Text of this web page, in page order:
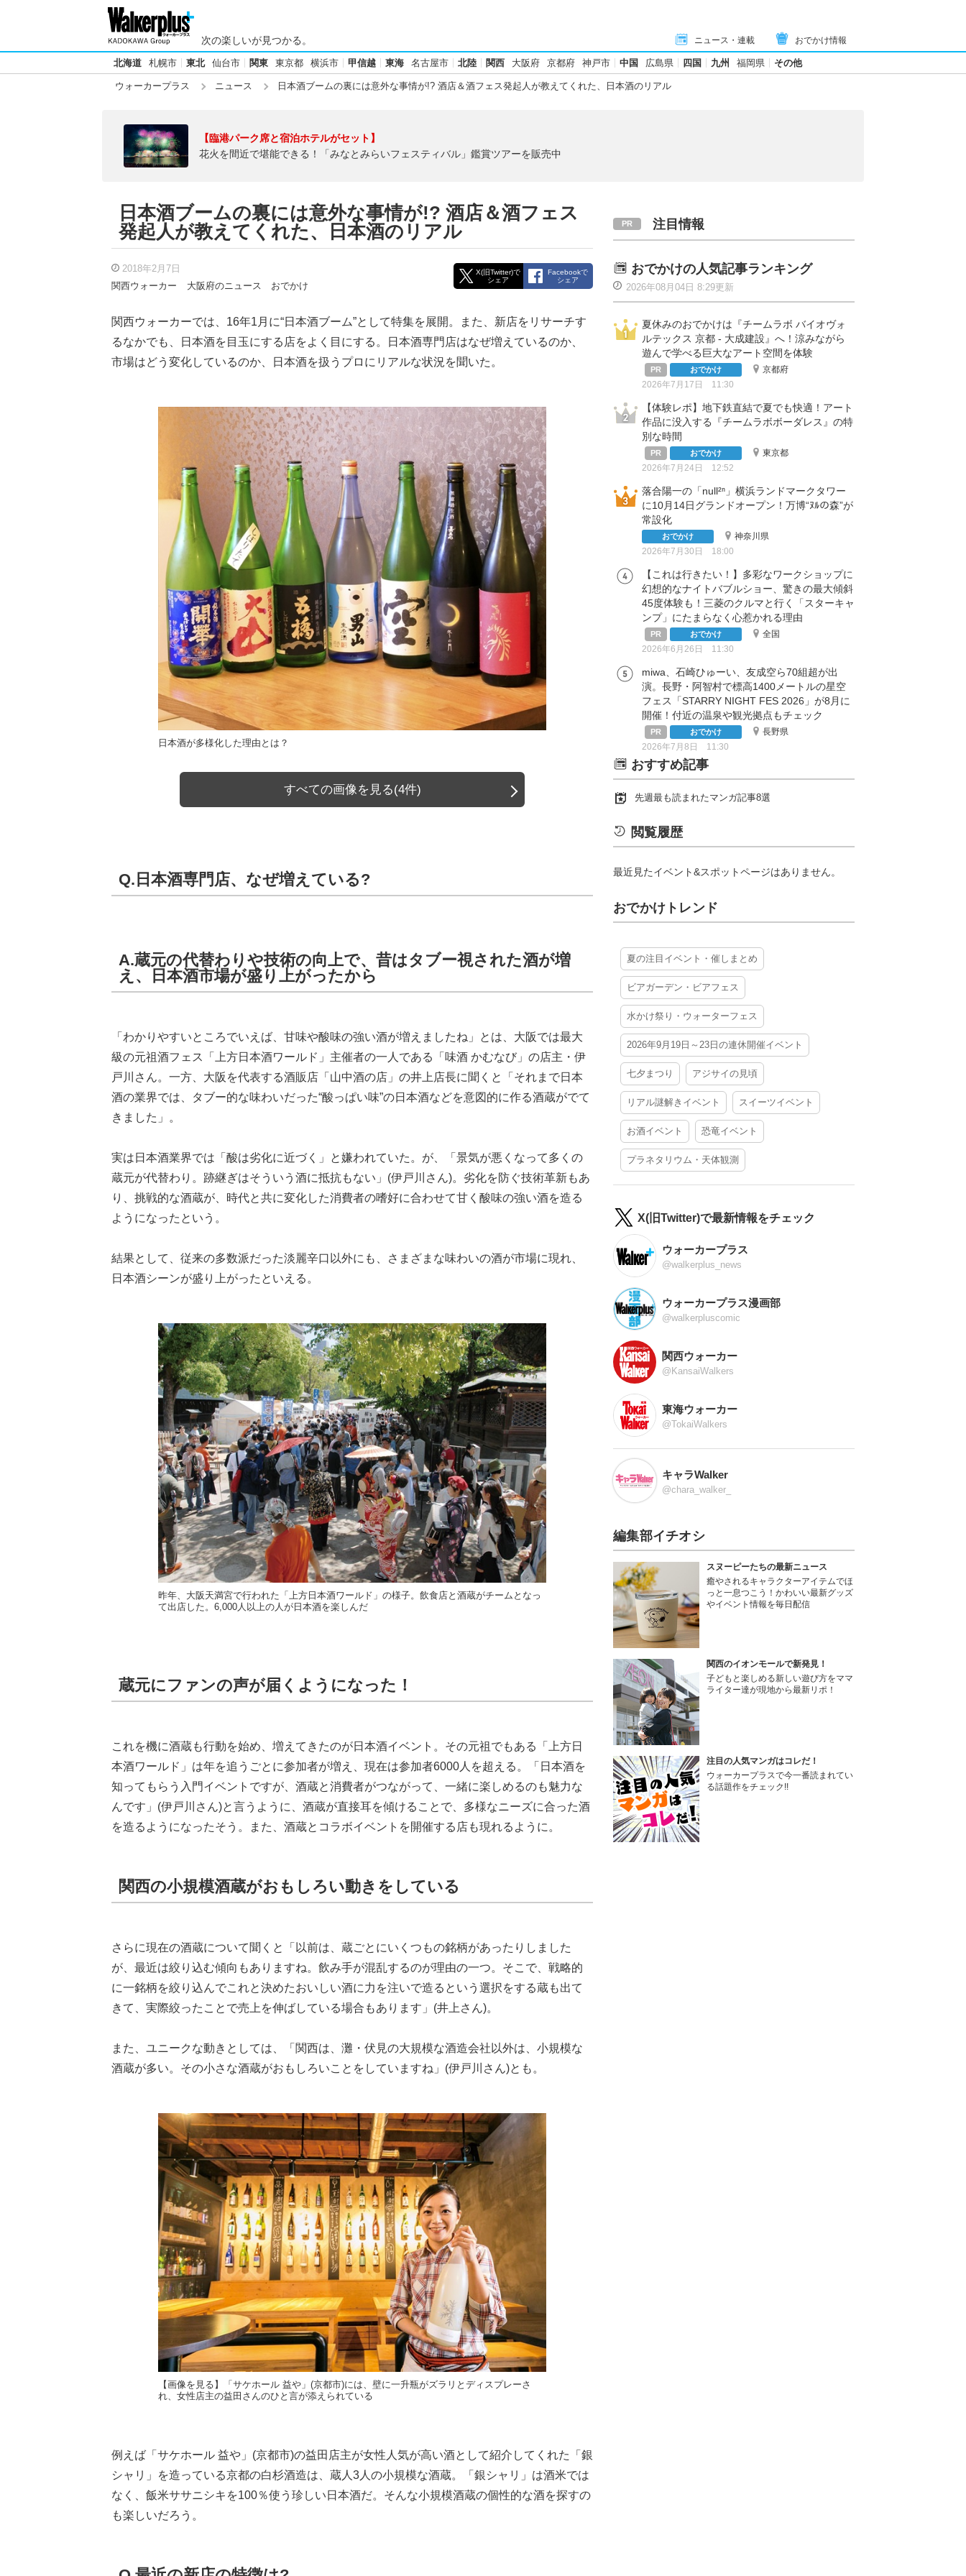
次の楽しいが見つかる。 ニュース・連載 おでかけ情報
北海道 札幌市 東北 仙台市 関東 東京都 横浜市 甲信越 東海 名古屋市 北陸 関西 大阪府 京都府 神戸市 中国 広島県 四国 九州 福岡県 その他
ウォーカープラス ニュース 日本酒ブームの裏には意外な事情が!? 酒店＆酒フェス発起人が教えてくれた、日本酒のリアル
【臨港パーク席と宿泊ホテルがセット】
花火を間近で堪能できる！「みなとみらいフェスティバル」鑑賞ツアーを販売中
日本酒ブームの裏には意外な事情が!? 酒店＆酒フェス
発起人が教えてくれた、日本酒のリアル
2018年2月7日
関西ウォーカー
大阪府のニュース おでかけ
X(旧Twitter)で
シェア
Facebookで
シェア
関西ウォーカーでは、16年1月に“日本酒ブーム”として特集を展開。また、新店をリサーチす
るなかでも、日本酒を目玉にする店をよく目にする。日本酒専門店はなぜ増えているのか、
市場はどう変化しているのか、日本酒を扱うプロにリアルな状況を聞いた。
日本酒が多様化した理由とは？
すべての画像を見る(4件)
Q.日本酒専門店、なぜ増えている?
A.蔵元の代替わりや技術の向上で、昔はタブー視された酒が増
え、日本酒市場が盛り上がったから
「わかりやすいところでいえば、甘味や酸味の強い酒が増えましたね」とは、大阪では最大
級の元祖酒フェス「上方日本酒ワールド」主催者の一人である「味酒 かむなび」の店主・伊
戸川さん。一方、大阪を代表する酒販店「山中酒の店」の井上店長に聞くと「それまで日本
酒の業界では、タブー的な味わいだった“酸っぱい味”の日本酒などを意図的に作る酒蔵がでて
きました」。
実は日本酒業界では「酸は劣化に近づく」と嫌われていた。が、「景気が悪くなって多くの
蔵元が代替わり。跡継ぎはそういう酒に抵抗もない」(伊戸川さん)。劣化を防ぐ技術革新もあ
り、挑戦的な酒蔵が、時代と共に変化した消費者の嗜好に合わせて甘く酸味の強い酒を造る
ようになったという。
結果として、従来の多数派だった淡麗辛口以外にも、さまざまな味わいの酒が市場に現れ、
日本酒シーンが盛り上がったといえる。
昨年、大阪天満宮で行われた「上方日本酒ワールド」の様子。飲食店と酒蔵がチームとなっ
て出店した。6,000人以上の人が日本酒を楽しんだ
蔵元にファンの声が届くようになった！
これを機に酒蔵も行動を始め、増えてきたのが日本酒イベント。その元祖でもある「上方日
本酒ワールド」は年を追うごとに参加者が増え、現在は参加者6000人を超える。「日本酒を
知ってもらう入門イベントですが、酒蔵と消費者がつながって、一緒に楽しめるのも魅力な
んです」(伊戸川さん)と言うように、酒蔵が直接耳を傾けることで、多様なニーズに合った酒
を造るようになったそう。また、酒蔵とコラボイベントを開催する店も現れるように。
関西の小規模酒蔵がおもしろい動きをしている
さらに現在の酒蔵について聞くと「以前は、蔵ごとにいくつもの銘柄があったりしました
が、最近は絞り込む傾向もありますね。飲み手が混乱するのが理由の一つ。そこで、戦略的
に一銘柄を絞り込んでこれと決めたおいしい酒に力を注いで造るという選択をする蔵も出て
きて、実際絞ったことで売上を伸ばしている場合もあります」(井上さん)。
また、ユニークな動きとしては、「関西は、灘・伏見の大規模な酒造会社以外は、小規模な
酒蔵が多い。その小さな酒蔵がおもしろいことをしていますね」(伊戸川さん)とも。
【画像を見る】「サケホール 益や」(京都市)には、壁に一升瓶がズラリとディスプレーさ
れ、女性店主の益田さんのひと言が添えられている
例えば「サケホール 益や」(京都市)の益田店主が女性人気が高い酒として紹介してくれた「銀
シャリ」を造っている京都の白杉酒造は、蔵人3人の小規模な酒蔵。「銀シャリ」は酒米では
なく、飯米ササニシキを100％使う珍しい日本酒だ。そんな小規模酒蔵の個性的な酒を探すの
も楽しいだろう。
注目情報
おでかけの人気記事ランキング
2026年08月04日 8:29更新
夏休みのおでかけは『チームラボ バイオヴォ
ルテックス 京都 - 大成建設』へ！涼みながら
遊んで学べる巨大なアート空間を体験
おでかけ
京都府
2026年7月17日 11:30
【体験レポ】地下鉄直結で夏でも快適！アート
作品に没入する『チームラボボーダレス』の特
別な時間
おでかけ
東京都
2026年7月24日 12:52
落合陽一の「null²ⁿ」横浜ランドマークタワー
に10月14日グランドオープン！万博“ﾇﾙの森”が
常設化
おでかけ
神奈川県
2026年7月30日 18:00
【これは行きたい！】多彩なワークショップに
幻想的なナイトバブルショー、驚きの最大傾斜
45度体験も！三菱のクルマと行く「スターキャ
ンプ」にたまらなく心惹かれる理由
おでかけ
全国
2026年6月26日 11:30
miwa、石崎ひゅーい、友成空ら70組超が出
演。長野・阿智村で標高1400メートルの星空
フェス「STARRY NIGHT FES 2026」が8月に
開催！付近の温泉や観光拠点もチェック
おでかけ
長野県
2026年7月8日 11:30
おすすめ記事
先週最も読まれたマンガ記事8選
閲覧履歴
最近見たイベント&スポットページはありません。
おでかけトレンド
夏の注目イベント・催しまとめ
ビアガーデン・ビアフェス
水かけ祭り・ウォーターフェス
2026年9月19日～23日の連休開催イベント
七夕まつり アジサイの見頃
リアル謎解きイベント スイーツイベント
お酒イベント 恐竜イベント
プラネタリウム・天体観測
X(旧Twitter)で最新情報をチェック
ウォーカープラス
@walkerplus_news
ウォーカープラス漫画部
@walkerpluscomic
関西ウォーカー
@KansaiWalkers
東海ウォーカー
@TokaiWalkers
キャラWalker
@chara_walker_
編集部イチオシ
スヌーピーたちの最新ニュース
癒やされるキャラクターアイテムでほ
っと一息つこう！かわいい最新グッズ
やイベント情報を毎日配信
関西のイオンモールで新発見！
子どもと楽しめる新しい遊び方をママ
ライター達が現地から最新リポ！
注目の人気マンガはコレだ！
ウォーカープラスで今一番読まれてい
る話題作をチェック!!